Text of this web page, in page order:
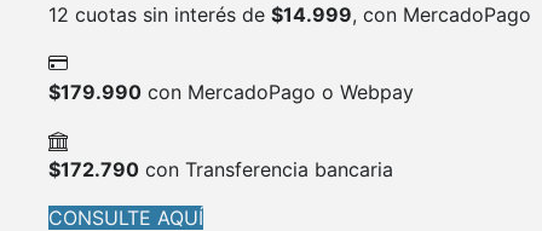
12 cuotas sin interés de $14.999, con MercadoPago
$179.990 con MercadoPago o Webpay
$172.790 con Transferencia bancaria
CONSULTE AQUÍ